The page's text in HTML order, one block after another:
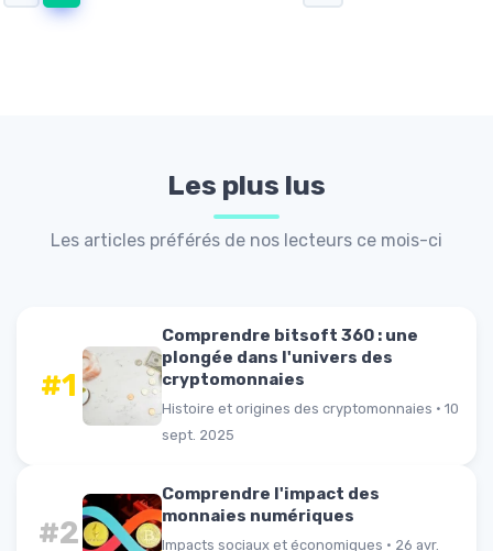
Les plus lus
Les articles préférés de nos lecteurs ce mois-ci
#1
Comprendre bitsoft 360 : une
plongée dans l'univers des
cryptomonnaies
Histoire et origines des cryptomonnaies · 10
sept. 2025
#2
Comprendre l'impact des
monnaies numériques
Impacts sociaux et économiques · 26 avr.